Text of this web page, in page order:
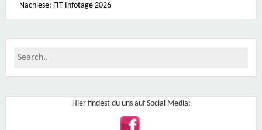
Nachlese: FIT Infotage 2026
Hier findest du uns auf Social Media: